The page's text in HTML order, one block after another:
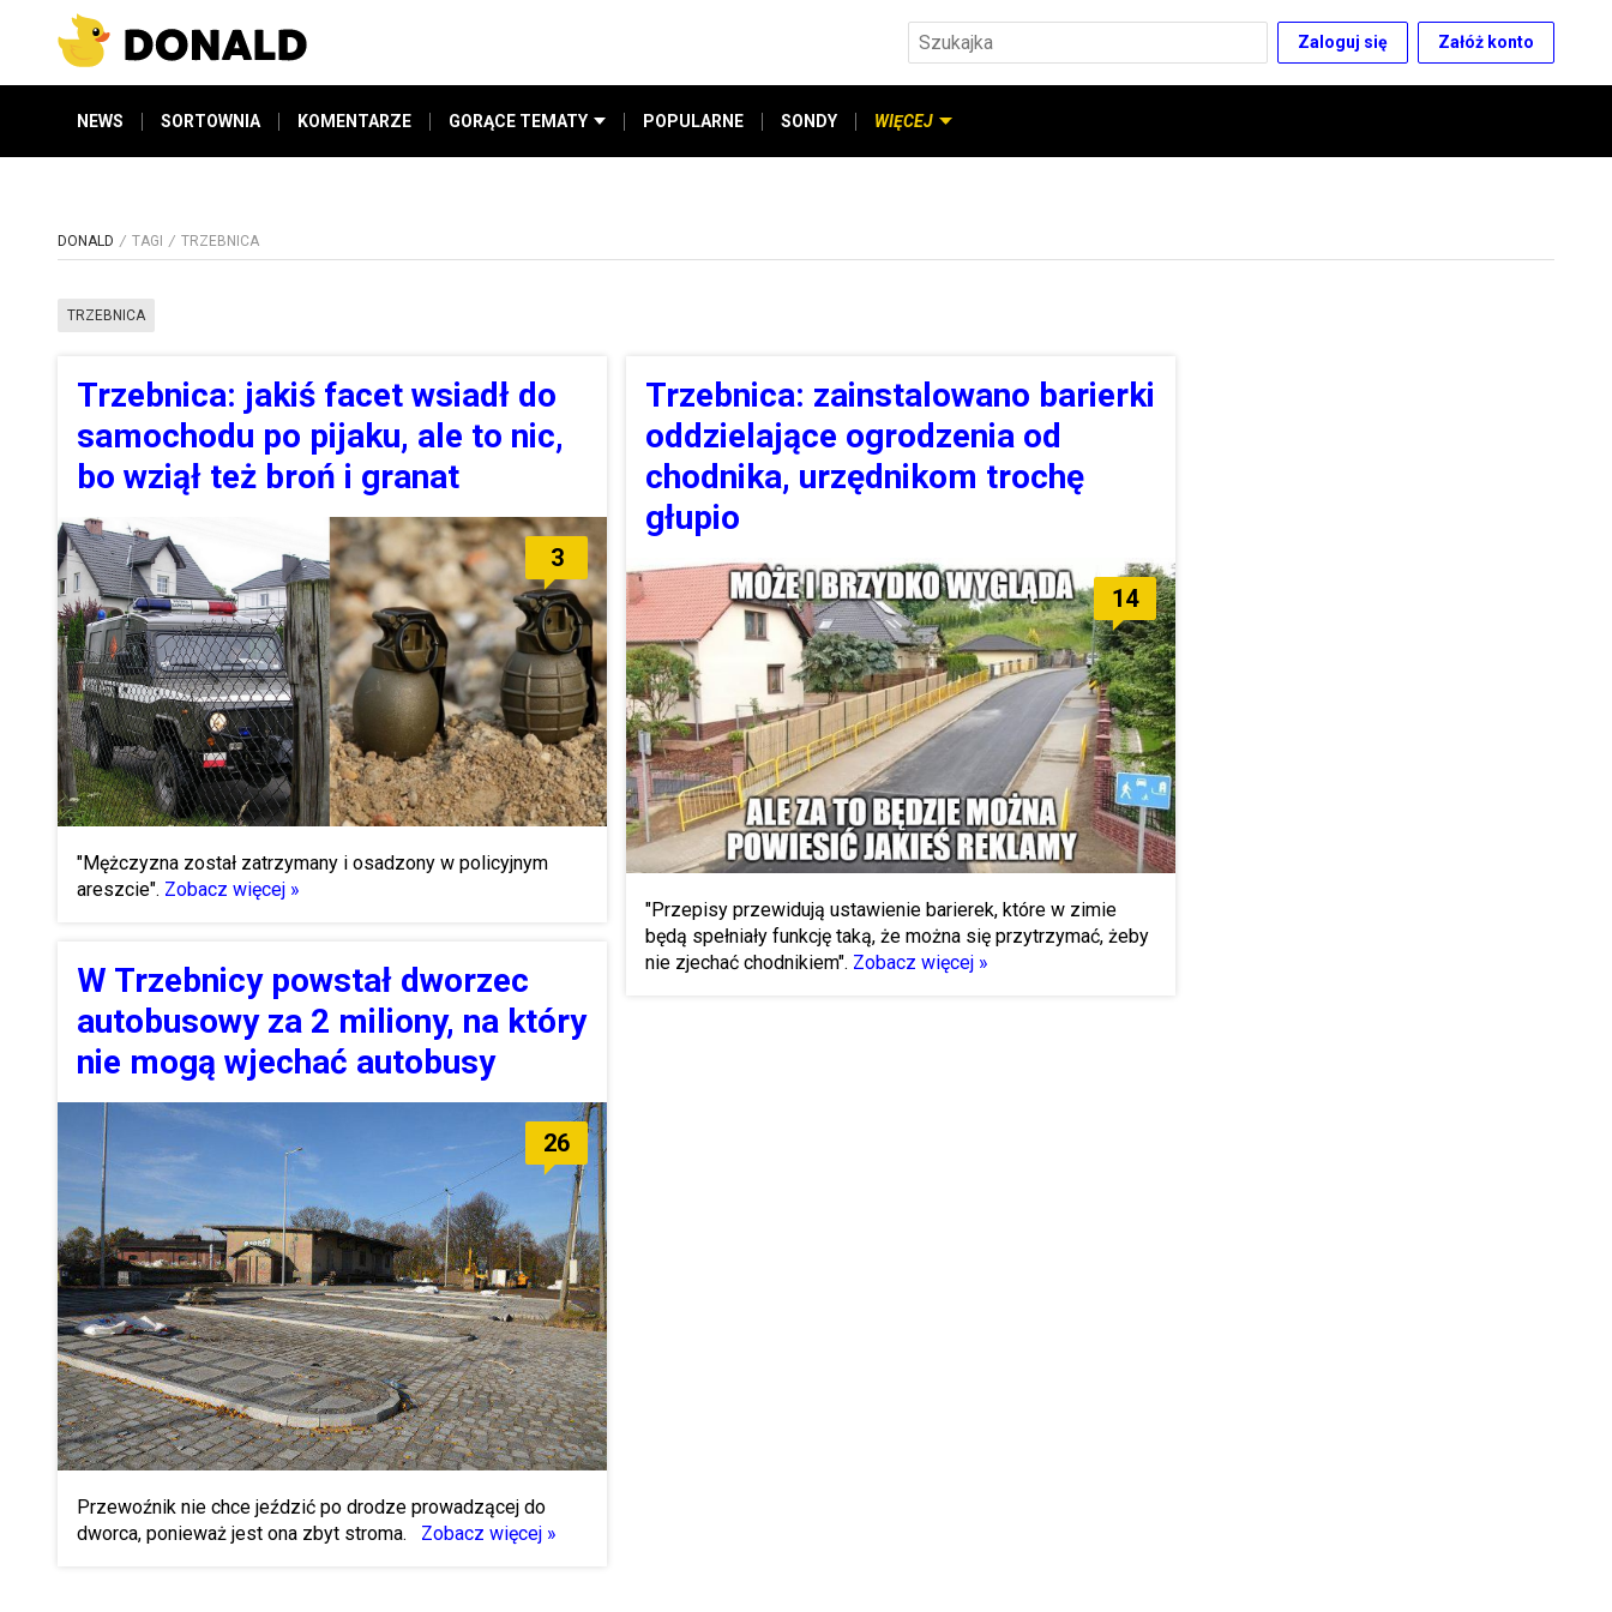
Zaloguj się Załóż konto
NEWS SORTOWNIA KOMENTARZE GORĄCE TEMATY POPULARNE SONDY WIĘCEJ
DONALD TAGI TRZEBNICA
TRZEBNICA
Trzebnica: jakiś facet wsiadł do
samochodu po pijaku, ale to nic,
bo wziął też broń i granat
3
"Mężczyzna został zatrzymany i osadzony w policyjnym
areszcie". Zobacz więcej »
W Trzebnicy powstał dworzec
autobusowy za 2 miliony, na który
nie mogą wjechać autobusy
26
Przewoźnik nie chce jeździć po drodze prowadzącej do
dworca, ponieważ jest ona zbyt stroma.
Zobacz więcej »
Trzebnica: zainstalowano barierki
oddzielające ogrodzenia od
chodnika, urzędnikom trochę
głupio
14
"Przepisy przewidują ustawienie barierek, które w zimie
będą spełniały funkcję taką, że można się przytrzymać, żeby
nie zjechać chodnikiem". Zobacz więcej »